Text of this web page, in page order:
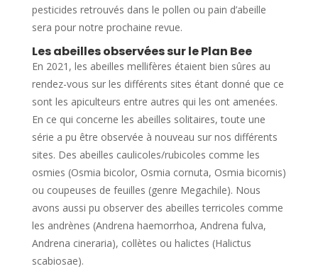
pesticides retrouvés dans le pollen ou pain d’abeille
sera pour notre prochaine revue.
Les abeilles observées sur le Plan Bee
En 2021, les abeilles mellifères étaient bien sûres au
rendez-vous sur les différents sites étant donné que ce
sont les apiculteurs entre autres qui les ont amenées.
En ce qui concerne les abeilles solitaires, toute une
série a pu être observée à nouveau sur nos différents
sites. Des abeilles caulicoles/rubicoles comme les
osmies (Osmia bicolor, Osmia cornuta, Osmia bicornis)
ou coupeuses de feuilles (genre Megachile). Nous
avons aussi pu observer des abeilles terricoles comme
les andrènes (Andrena haemorrhoa, Andrena fulva,
Andrena cineraria), collètes ou halictes (Halictus
scabiosae).